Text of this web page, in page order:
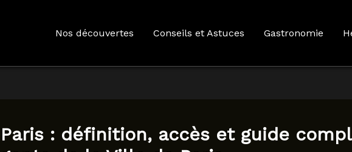
Nos découvertes Conseils et Astuces Gastronomie
: définition, accès et guide